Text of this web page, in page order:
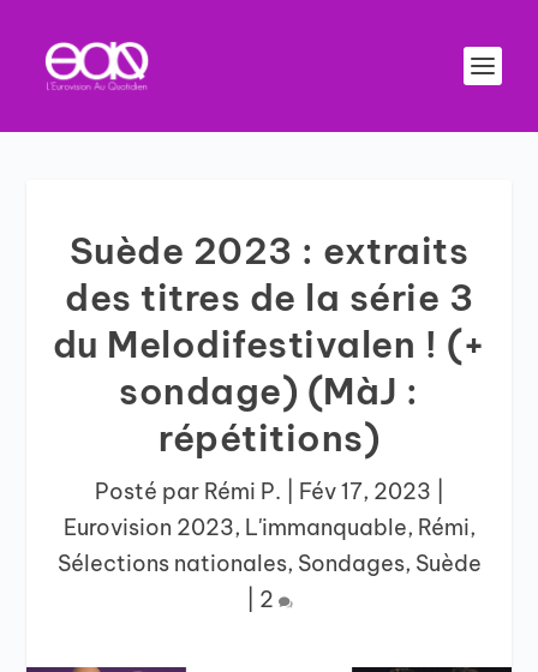
Suède 2023 : extraits
des titres de la série 3
du Melodifestivalen ! (+
sondage) (MàJ :
répétitions)
Posté par Rémi P. Fév 17, 2023
Eurovision 2023, L'immanquable, Rémi,
Sélections nationales, Sondages, Suède
2